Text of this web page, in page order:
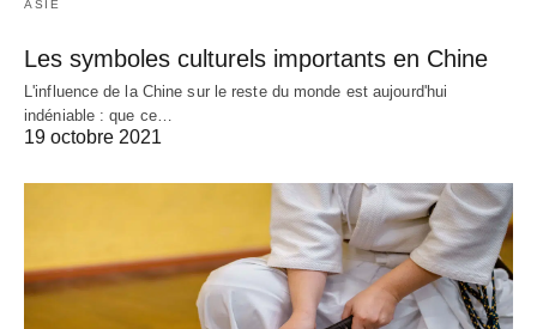
ASIE
Les symboles culturels importants en Chine
L'influence de la Chine sur le reste du monde est aujourd'hui
indéniable : que ce…
19 octobre 2021